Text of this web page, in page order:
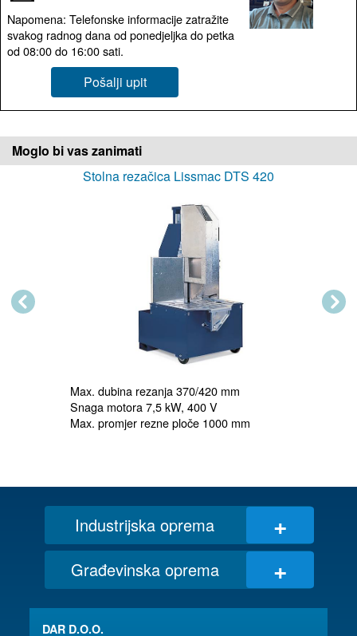
Napomena: Telefonske informacije zatražite
svakog radnog dana od ponedjeljka do petka
od 08:00 do 16:00 sati.
Pošalji upit
Moglo bi vas zanimati
Stolna rezačica Lissmac DTS 420
Max. dubina rezanja 370/420 mm
Snaga motora 7,5 kW, 400 V
Max. promjer rezne ploče 1000 mm
Previous Next
Industrijska oprema +
Građevinska oprema +
DAR D.O.O.